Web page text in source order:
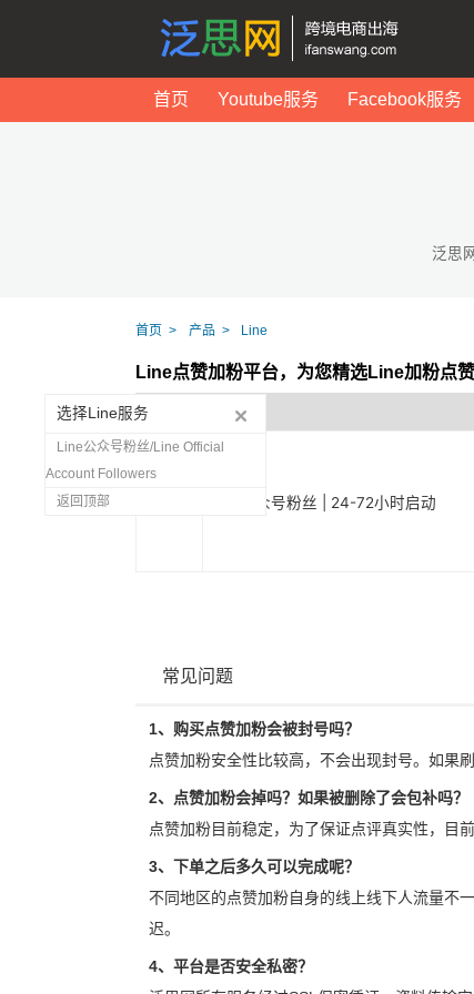
首页 Youtube服务 Facebook服务
泛思
首页 产品 Line
Line点赞加粉平台，为您精选Line加粉点
Line公众号粉丝 | 24-72小时启动
常见问题
1、购买点赞加粉会被封号吗？
点赞加粉安全性比较高，不会出现封号。如果
2、点赞加粉会掉吗？如果被删除了会包补吗？
点赞加粉目前稳定，为了保证点评真实性，目
3、下单之后多久可以完成呢？
不同地区的点赞加粉自身的线上线下人流量不
迟。
4、平台是否安全私密？
选择Line服务
Line公众号粉丝/Line Official
Account Followers
返回顶部